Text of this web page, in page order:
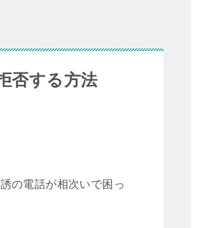
否する方法
の電話が相次いで困っ